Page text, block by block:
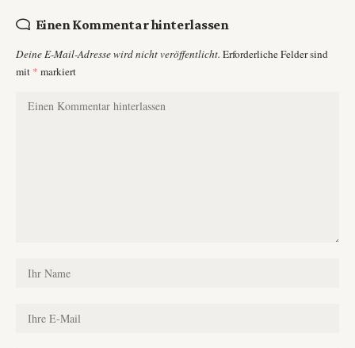
Einen Kommentar hinterlassen
Deine E-Mail-Adresse wird nicht veröffentlicht. Erforderliche Felder sind
mit * markiert